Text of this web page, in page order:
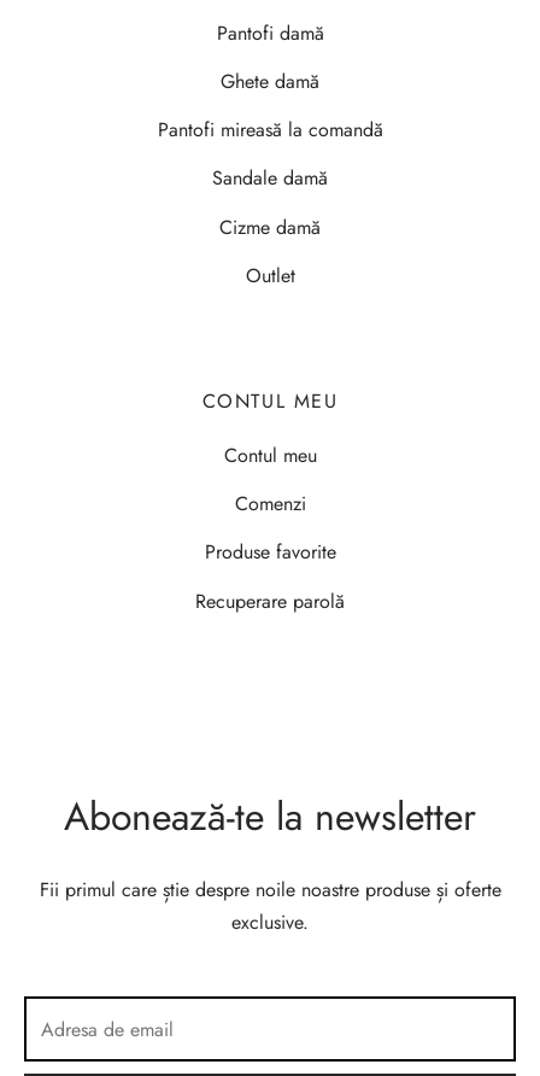
Pantofi damă
Ghete damă
Pantofi mireasă la comandă
Sandale damă
Cizme damă
Outlet
CONTUL MEU
Contul meu
Comenzi
Produse favorite
Recuperare parolă
Abonează-te la newsletter
Fii primul care știe despre noile noastre produse și oferte
exclusive.